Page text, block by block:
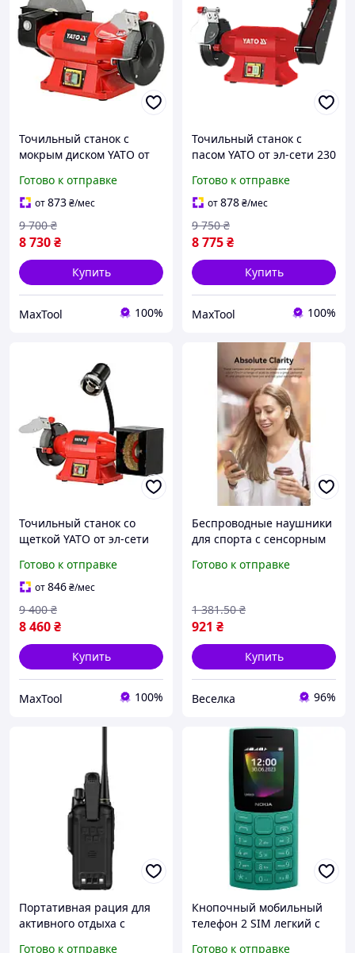
Точильный станок с
мокрым диском YATO от
Ø= 150/25х 32мм, мок-
2000/40х20 YT-822112
Готово к отправке
от873₴/мес
8 730₴
9 700 ₴
Купить
MaxTool 100%
Точильный станок с
пасом YATO от эл-сети 230
32 мм, пас- 50х686 мм YT-
822110
Готово к отправке
от878₴/мес
8 775₴
9 750 ₴
Купить
MaxTool 100%
Точильный станок со
щеткой YATO от эл-сети
150/25х 32 мм YT-822107
Готово к отправке
от846₴/мес
8 460₴
9 400 ₴
Купить
MaxTool 100%
Беспроводные наушники
для спорта с сенсорным
влагозащитой и
работы FLAME
Готово к отправке
921 ₴
1 381.50 ₴
Купить
Веселка 96%
Портативная рация для
активного отдыха с
Готово к отправке
Кнопочный мобильный
телефон 2 SIM легкий с
Готово к отправке